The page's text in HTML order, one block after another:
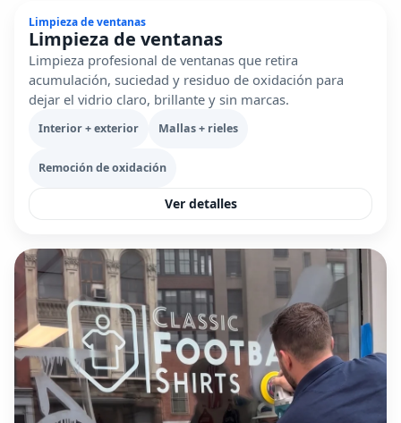
Limpieza de ventanas
Limpieza de ventanas
Limpieza profesional de ventanas que retira
acumulación, suciedad y residuo de oxidación para
dejar el vidrio claro, brillante y sin marcas.
Interior + exterior Mallas + rieles
Remoción de oxidación
Ver detalles